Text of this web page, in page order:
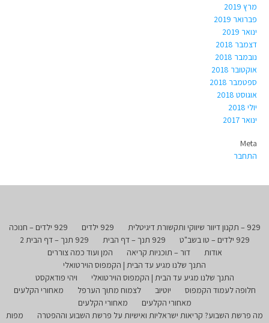
מרץ 2019
פברואר 2019
ינואר 2019
דצמבר 2018
נובמבר 2018
אוקטובר 2018
ספטמבר 2018
אוגוסט 2018
יולי 2018
ינואר 2017
Meta
התחבר
929 – תקנון דיוור שיווקי ותקשורת דיגיטלית 929 ילדים
929 ילדים – חנוכה
929 ילדים – טו בשב"ט
929 תנך – דף הבית
929 תנך – דף הבית 2
אודות
דור – תוכניות קריאה
המן ועוד כמה צוררים
התנך שלנו מגיע עד הבית | הקמפוס הוירטואלי
התנך שלנו מגיע עד הבית | הקמפוס הוירטואלי
ויהי פודאקסט
חלופה לעמוד הקמפוס
יוטיוב לצמוח מתוך הערפל
מאחורי הקלעים
מאחורי הקלעים
מאחורי הקלעים
מה פרשת השבוע? קריאות ישראליות ואישיות על פרשת השבוע וההפטרה
מפות